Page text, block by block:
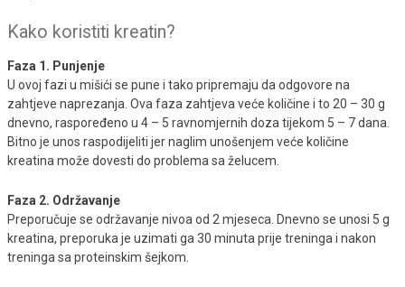
Kako koristiti kreatin?
Faza 1. Punjenje
U ovoj fazi u mišići se pune i tako pripremaju da odgovore na
zahtjeve naprezanja. Ova faza zahtjeva veće količine i to 20 – 30 g
dnevno, raspoređeno u 4 – 5 ravnomjernih doza tijekom 5 – 7 dana.
Bitno je unos raspodijeliti jer naglim unošenjem veće količine
kreatina može dovesti do problema sa želucem.
Faza 2. Održavanje
Preporučuje se održavanje nivoa od 2 mjeseca. Dnevno se unosi 5 g
kreatina, preporuka je uzimati ga 30 minuta prije treninga i nakon
treninga sa proteinskim šejkom.